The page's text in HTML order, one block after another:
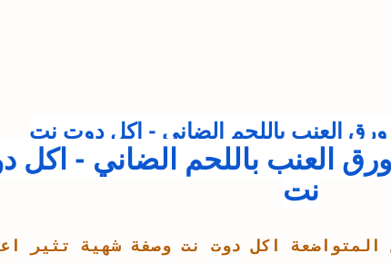
العنب باللحم الضاني - اكل دوت نت
العنب باللحم الضاني - اكل
نت
المتواضعة اكل دوت نت وصفة شهية تثير